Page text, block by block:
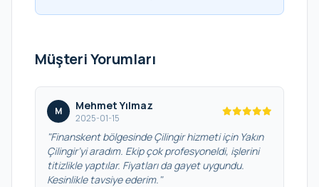
Müşteri Yorumları
M Mehmet Yılmaz
2025-01-15
"Finanskent bölgesinde Çilingir hizmeti için Yakın
Çilingir’yi aradım. Ekip çok profesyoneldi, işlerini
titizlikle yaptılar. Fiyatları da gayet uygundu.
Kesinlikle tavsiye ederim."